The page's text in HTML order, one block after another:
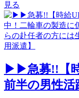
見る
▶▶急募!!【時
前半の男性活